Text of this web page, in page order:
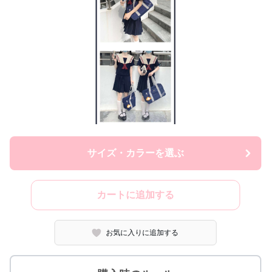
サイズ・カラーを選ぶ
カートに追加する
お気に入りに追加する